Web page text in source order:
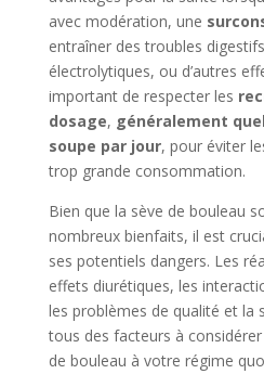
avec modération, une
entraîner des troubles
électrolytiques, ou d’autres
important de respecter les
dosage, généralement
soupe par jour, pour éviter
trop grande consommation.
Bien que la sève de bouleau
nombreux bienfaits, il est
ses potentiels dangers. Les
effets diurétiques, les
les problèmes de qualité et
tous des facteurs à considérer
de bouleau à votre régime